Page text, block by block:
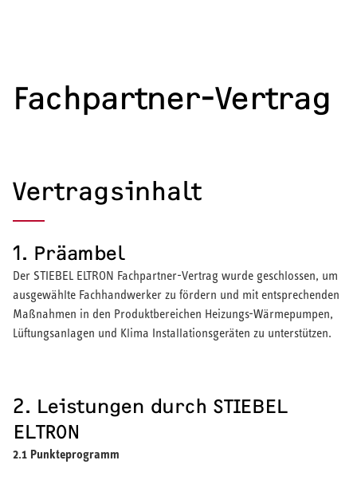
Übersicht
Fachhandwerker
Haushersteller
Kommunale Wärmeplanung / EVU
Fertigung für Industriekunden
Lieferanten
Fachpartner-Vertrag
Vertragsinhalt
1. Präambel
Der STIEBEL ELTRON Fachpartner-Vertrag wurde geschlossen, um
ausgewählte Fachhandwerker zu fördern und mit entsprechenden
Maßnahmen in den Produktbereichen Heizungs-Wärmepumpen,
Lüftungsanlagen und Klima Installationsgeräten zu unterstützen.
2. Leistungen durch STIEBEL
ELTRON
2.1 Punkteprogramm